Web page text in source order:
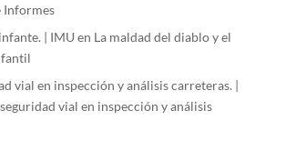
Informes
| IMU en La maldad del diablo y el
vial en inspección y análisis carreteras. |
vial en inspección y análisis